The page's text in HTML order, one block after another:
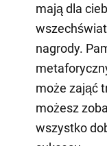
mają dla
nagrody.
może zająć
możesz
wszystko